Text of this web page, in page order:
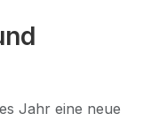
Jahr eine neue